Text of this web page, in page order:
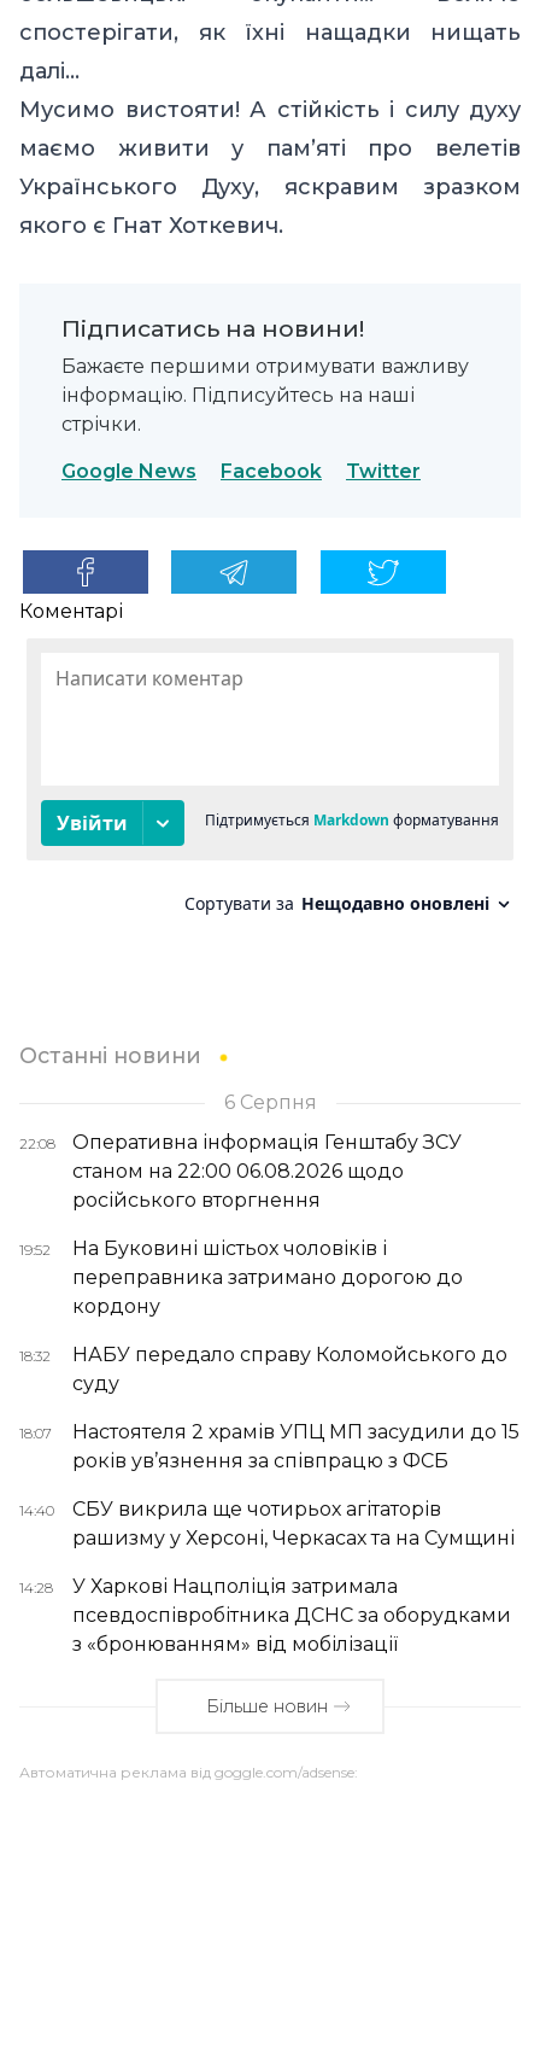
спостерігати, як їхні нащадки нищать
далі…
Мусимо вистояти! А стійкість і силу духу
маємо живити у пам’яті про велетів
Українського Духу, яскравим зразком
якого є Гнат Хоткевич.
Підписатись на новини!
Бажаєте першими отримувати важливу
інформацію. Підписуйтесь на наші
стрічки.
Google News Facebook Twitter
Коментарі
Останні новини
6 Серпня
22:08
Оперативна інформація Генштабу ЗСУ
станом на 22:00 06.08.2026 щодо
російського вторгнення
19:52
На Буковині шістьох чоловіків і
переправника затримано дорогою до
кордону
18:32
НАБУ передало справу Коломойського до
суду
18:07
Настоятеля 2 храмів УПЦ МП засудили до 15
років ув’язнення за співпрацю з ФСБ
14:40
СБУ викрила ще чотирьох агітаторів
рашизму у Херсоні, Черкасах та на Сумщині
14:28
У Харкові Нацполіція затримала
псевдоспівробітника ДСНС за оборудками
з «бронюванням» від мобілізації
Більше новин
Автоматична реклама від goggle.com/adsense: